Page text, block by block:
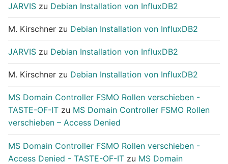
JARVIS zu Debian Installation von InfluxDB2
M. Kirschner zu Debian Installation von InfluxDB2
JARVIS zu Debian Installation von InfluxDB2
M. Kirschner zu Debian Installation von InfluxDB2
MS Domain Controller FSMO Rollen verschieben -
TASTE-OF-IT zu MS Domain Controller FSMO Rollen
verschieben – Access Denied
MS Domain Controller FSMO Rollen verschieben -
Access Denied - TASTE-OF-IT zu MS Domain